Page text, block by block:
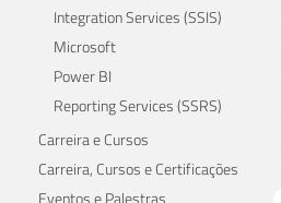
Integration Services (SSIS)
Microsoft
Power BI
Reporting Services (SSRS)
Carreira e Cursos
Carreira, Cursos e Certificações
Eventos e Palestras